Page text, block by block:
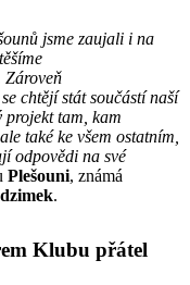
jsme zaujali i na
Zároveň
chtějí stát součástí naší
projekt tam, kam
také ke všem ostatním,
odpovědi na své
Plešouni, známá
.
Klubu přátel